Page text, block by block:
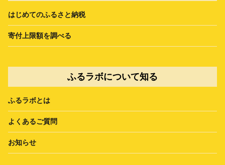
はじめてのふるさと納税
寄付上限額を調べる
ふるラボについて知る
ふるラボとは
よくあるご質問
お知らせ